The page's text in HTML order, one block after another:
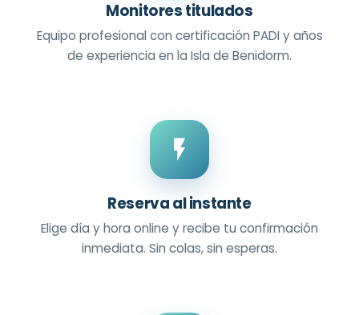
Monitores titulados
Equipo profesional con certificación PADI y años
de experiencia en la Isla de Benidorm.
Reserva al instante
Elige día y hora online y recibe tu confirmación
inmediata. Sin colas, sin esperas.